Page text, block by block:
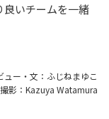
良いチームを一緒
ュー・文：ふじねまゆこ
撮影：Kazuya Watamura